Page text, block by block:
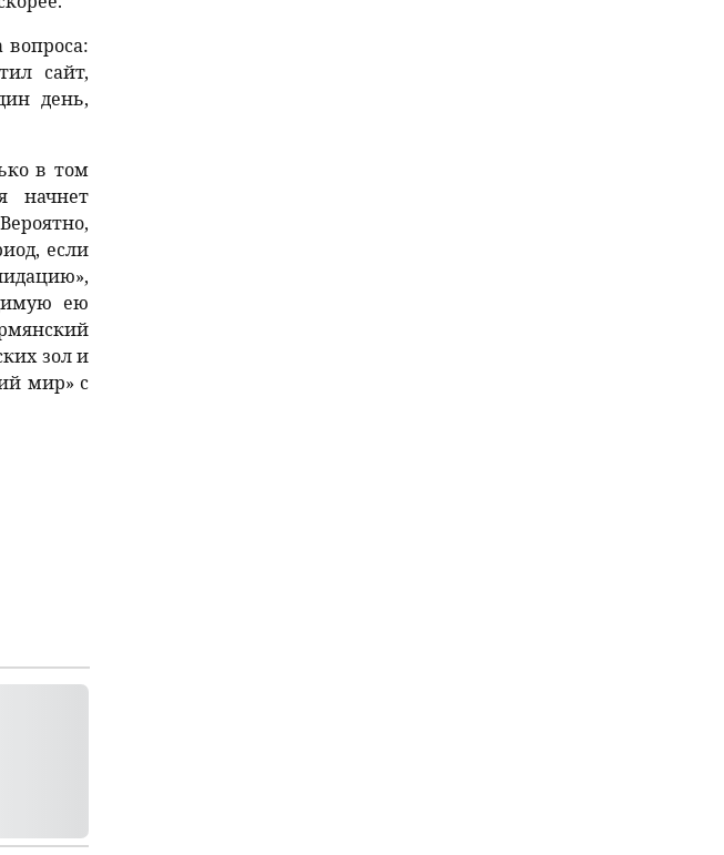
сайт,
день,
в том
начнет
если
ею
зол и
мир» с